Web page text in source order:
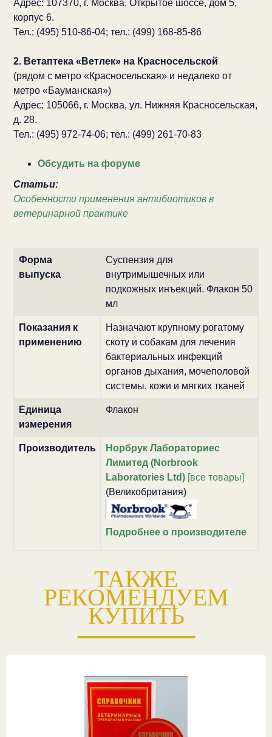
Адрес: 107370, г. Москва, Открытое шоссе, дом 5,
корпус 6.
Тел.: (495) 510-86-04; тел.: (499) 168-85-86
2. Ветаптека «Ветлек» на Красносельской
(рядом с метро «Красносельская» и недалеко от
метро «Бауманская»)
Адрес: 105066, г. Москва, ул. Нижняя Красносельская,
д. 28.
Тел.: (495) 972-74-06; тел.: (499) 261-70-83
Обсудить на форуме
Статьи:
Особенности применения антибиотиков в
ветеринарной практике
Форма
выпуска
Суспензия для
внутримышечных или
подкожных инъекций. Флакон 50
мл
Показания к
применению
Назначают крупному рогатому
скоту и собакам для лечения
бактериальных инфекций
органов дыхания, мочеполовой
системы, кожи и мягких тканей
Единица
измерения
Флакон
Производитель
Норбрук Лабораториес
Лимитед (Norbrook
Laboratories Ltd)[все товары]
(Великобритания)
Подробнее о производителе
ТАКЖЕ
РЕКОМЕНДУЕМ
КУПИТЬ